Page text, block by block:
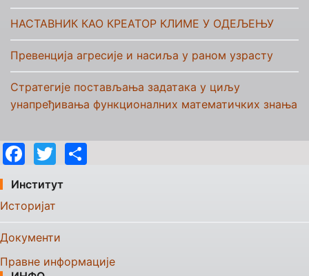
НАСТАВНИК КАО КРЕАТОР КЛИМЕ У ОДЕЉЕЊУ
Превенција агресије и насиља у раном узрасту
Стратегије постављања задатака у циљу
унапређивања функционалних математичких знања
Facebook
Twitter
Институт
Историјат
Документи
Правне информације